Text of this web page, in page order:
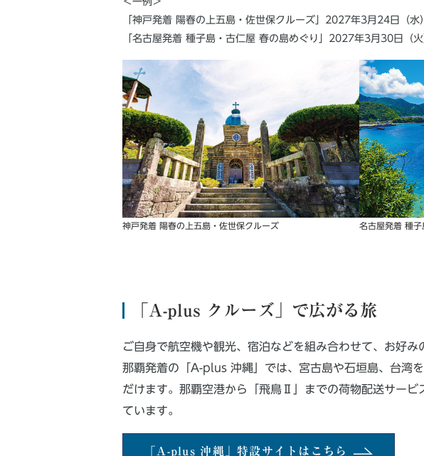
「神戸発着 陽春の上五島・佐世保クルーズ」2027年3月24日（
「名古屋発着 種子島・古仁屋 春の島めぐり」2027年3月30日（
神戸発着 陽春の上五島・佐世保クルーズ 名古屋発着 種子
「A-plus クルーズ」で広がる旅
ご自身で航空機や観光、宿泊などを組み合わせて、お好
那覇発着の「A-plus 沖縄」では、宮古島や石垣島、台湾
だけます。那覇空港から「飛鳥Ⅱ」までの荷物配送サー
ています。
「A-plus 沖縄」特設サイトはこちら